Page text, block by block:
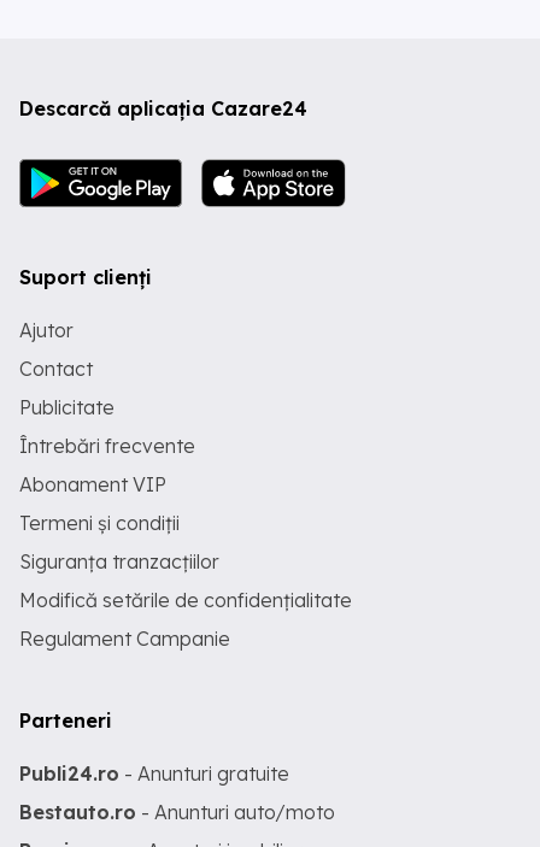
Descarcă aplicația Cazare24
Suport clienți
Ajutor
Contact
Publicitate
Întrebări frecvente
Abonament VIP
Termeni și condiții
Siguranța tranzacțiilor
Modifică setările de confidențialitate
Regulament Campanie
Parteneri
Publi24.ro - Anunturi gratuite
Bestauto.ro - Anunturi auto/moto